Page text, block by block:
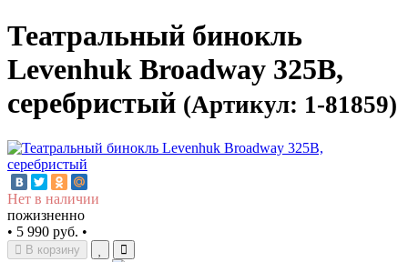
Театральный бинокль
Levenhuk Broadway 325B,
серебристый (Артикул: 1-81859)
Нет в наличии
пожизненно
• 5 990 руб. •
В корзину